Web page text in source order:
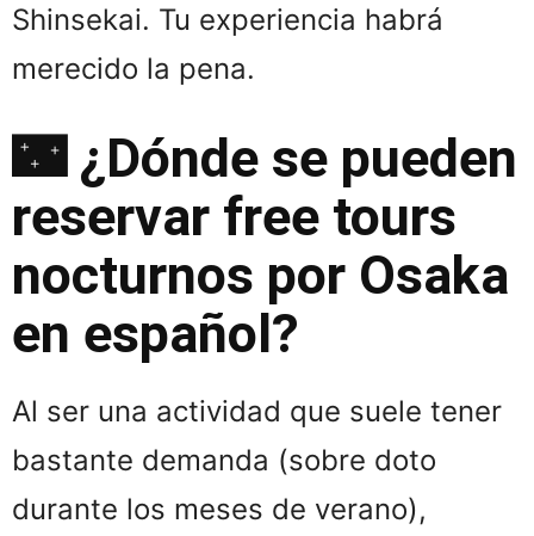
Shinsekai. Tu experiencia habrá
merecido la pena.
🌃 ¿Dónde se pueden
reservar free tours
nocturnos por Osaka
en español?
Al ser una actividad que suele tener
bastante demanda (sobre doto
durante los meses de verano),